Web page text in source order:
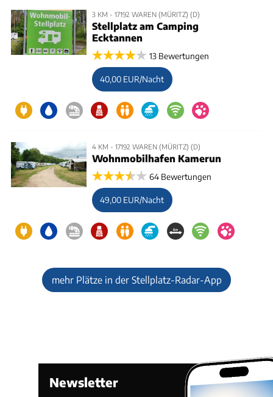
3 KM - 17192 WAREN (MÜRITZ) (D)
Stellplatz am Camping
Ecktannen
13 Bewertungen
40,00 EUR/Nacht
4 KM - 17192 WAREN (MÜRITZ) (D)
Wohnmobilhafen Kamerun
64 Bewertungen
49,00 EUR/Nacht
mehr Plätze in der Stellplatz-Radar-App
Newsletter